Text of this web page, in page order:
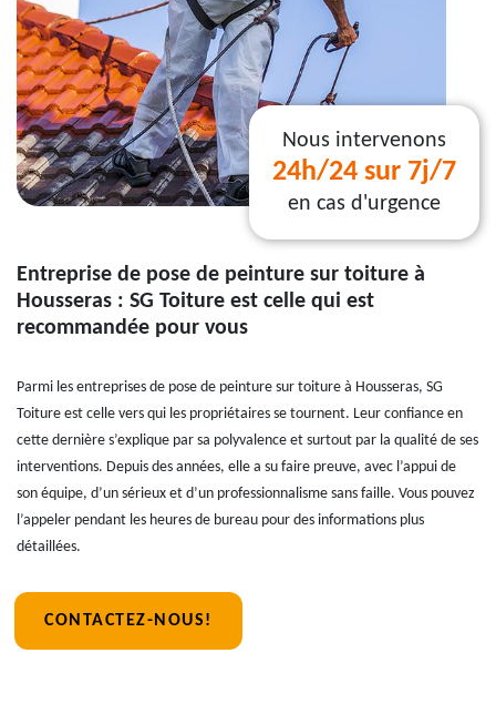
Nous intervenons
24h/24 sur 7j/7
en cas d'urgence
Entreprise de pose de peinture sur toiture à
Housseras : SG Toiture est celle qui est
recommandée pour vous
Parmi les entreprises de pose de peinture sur toiture à Housseras, SG
Toiture est celle vers qui les propriétaires se tournent. Leur confiance en
cette dernière s’explique par sa polyvalence et surtout par la qualité de ses
interventions. Depuis des années, elle a su faire preuve, avec l’appui de
son équipe, d’un sérieux et d’un professionnalisme sans faille. Vous pouvez
l’appeler pendant les heures de bureau pour des informations plus
détaillées.
CONTACTEZ-NOUS!